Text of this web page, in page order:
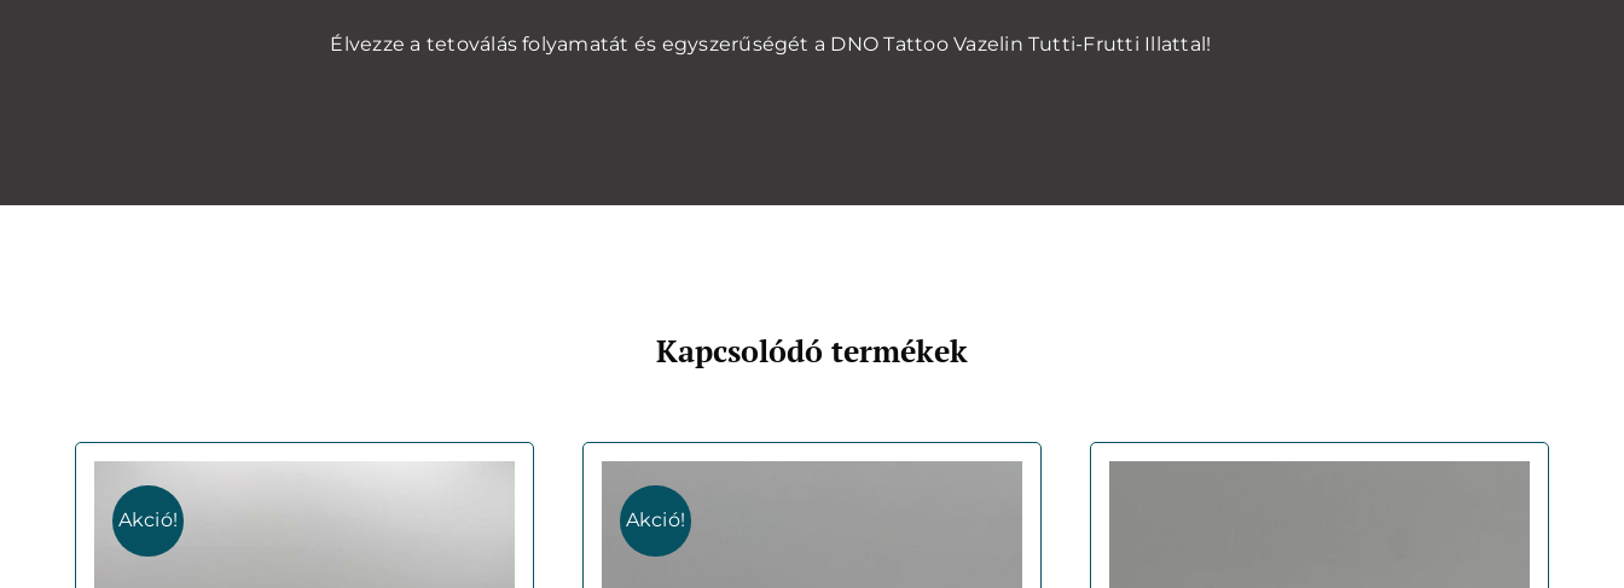
Élvezze a tetoválás folyamatát és egyszerűségét a DNO Tattoo Vazelin Tutti-Frutti Illattal!
Kapcsolódó termékek
Akció! Akció!